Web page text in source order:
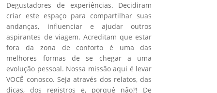
Degustadores de experiências. Decidiram
criar este espaço para compartilhar suas
andanças, influenciar e ajudar outros
aspirantes de viagem. Acreditam que estar
fora da zona de conforto é uma das
melhores formas de se chegar a uma
evolução pessoal. Nossa missão aqui é levar
VOCÊ conosco. Seja através dos relatos, das
dicas, dos registros e, porquê não?! De